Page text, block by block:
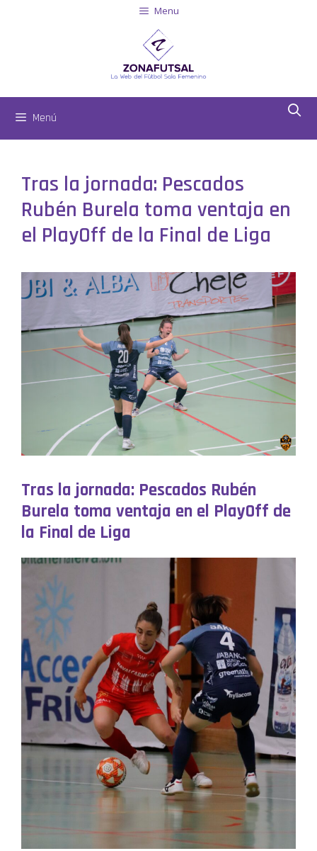
Menu
Menú
Tras la jornada: Pescados
Rubén Burela toma ventaja en
el PlayOff de la Final de Liga
Tras la jornada: Pescados Rubén
Burela toma ventaja en el PlayOff de
la Final de Liga